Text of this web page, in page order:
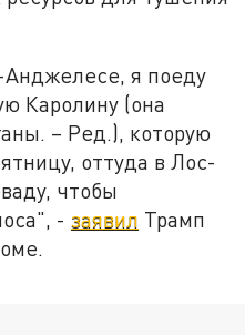
я поеду
Каролину (она
– Ред.), которую
оттуда в Лос-
чтобы
-заявил Трамп